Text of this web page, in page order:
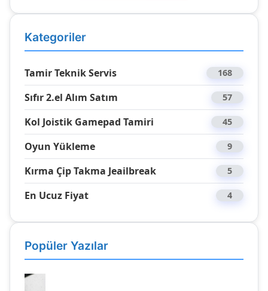
Kategoriler
Tamir Teknik Servis 168
Sıfır 2.el Alım Satım 57
Kol Joistik Gamepad Tamiri 45
Oyun Yükleme 9
Kırma Çip Takma Jeailbreak 5
En Ucuz Fiyat 4
Popüler Yazılar